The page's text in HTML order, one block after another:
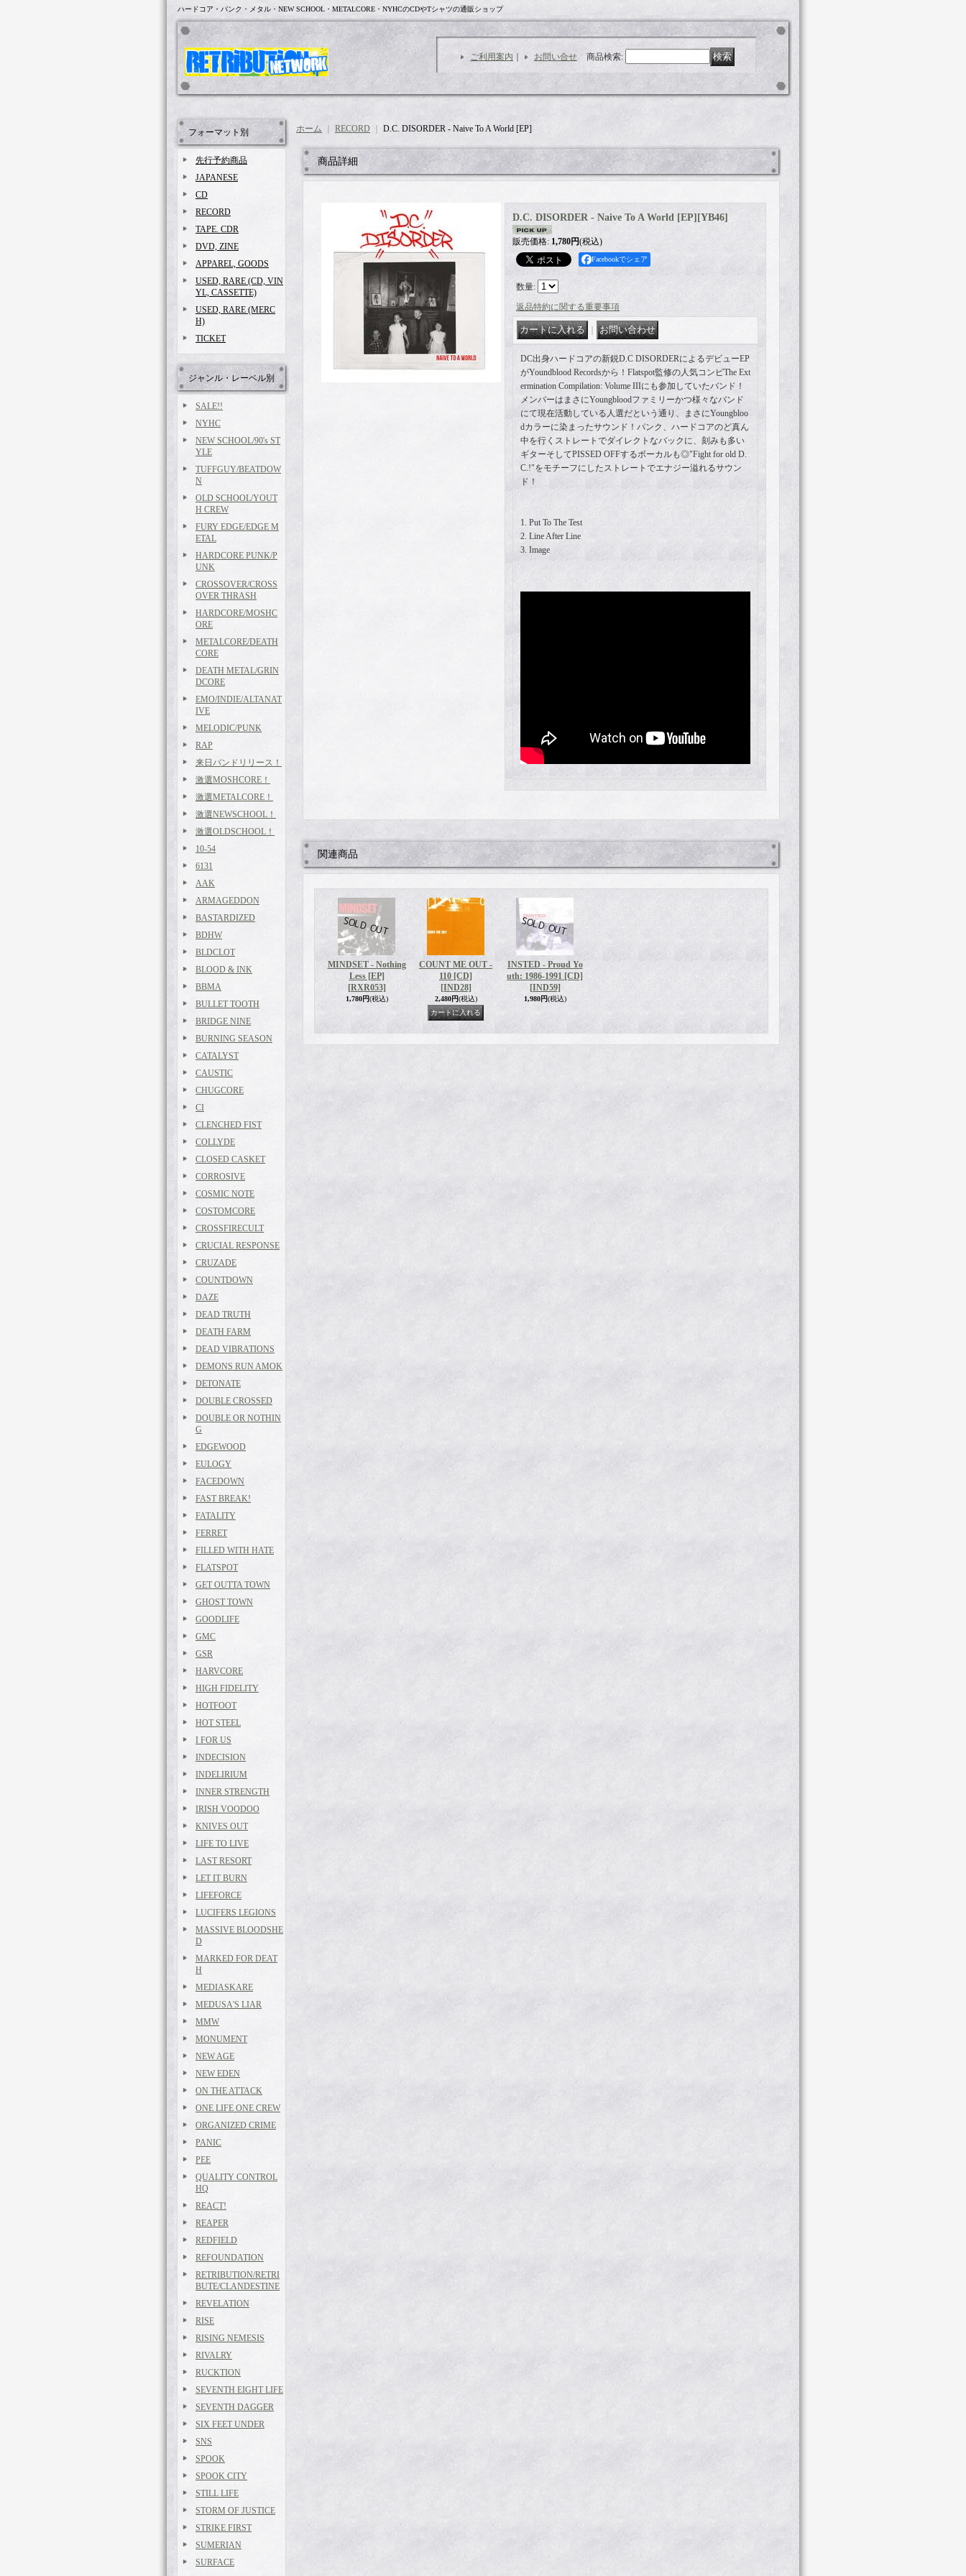
ハードコア・パンク・メタル・NEW SCHOOL・METALCORE・NYHCのCDやTシャツの通販ショップ
ご利用案内 お問い合せ 商品検索:
フォーマット別
先行予約商品
JAPANESE
CD
RECORD
TAPE. CDR
DVD, ZINE
APPAREL, GOODS
USED, RARE (CD, VIN
YL, CASSETTE)
USED, RARE (MERC
H)
TICKET
ジャンル・レーベル別
SALE!!
NYHC
NEW SCHOOL/90's ST
YLE
TUFFGUY/BEATDOW
N
OLD SCHOOL/YOUT
H CREW
FURY EDGE/EDGE M
ETAL
HARDCORE PUNK/P
UNK
CROSSOVER/CROSS
OVER THRASH
HARDCORE/MOSHC
ORE
METALCORE/DEATH
CORE
DEATH METAL/GRIN
DCORE
EMO/INDIE/ALTANAT
IVE
MELODIC/PUNK
RAP
来日バンドリリース！
激選MOSHCORE！
激選METALCORE！
激選NEWSCHOOL！
激選OLDSCHOOL！
10-54
6131
AAK
ARMAGEDDON
BASTARDIZED
BDHW
BLDCLOT
BLOOD & INK
BBMA
BULLET TOOTH
BRIDGE NINE
BURNING SEASON
CATALYST
CAUSTIC
CHUGCORE
CI
CLENCHED FIST
COLLYDE
CLOSED CASKET
CORROSIVE
COSMIC NOTE
COSTOMCORE
CROSSFIRECULT
CRUCIAL RESPONSE
CRUZADE
COUNTDOWN
DAZE
DEAD TRUTH
DEATH FARM
DEAD VIBRATIONS
DEMONS RUN AMOK
DETONATE
DOUBLE CROSSED
DOUBLE OR NOTHIN
G
EDGEWOOD
EULOGY
FACEDOWN
FAST BREAK!
FATALITY
FERRET
FILLED WITH HATE
FLATSPOT
GET OUTTA TOWN
GHOST TOWN
GOODLIFE
GMC
GSR
HARVCORE
HIGH FIDELITY
HOTFOOT
HOT STEEL
I FOR US
INDECISION
INDELIRIUM
INNER STRENGTH
IRISH VOODOO
KNIVES OUT
LIFE TO LIVE
LAST RESORT
LET IT BURN
LIFEFORCE
LUCIFERS LEGIONS
MASSIVE BLOODSHE
D
MARKED FOR DEAT
H
MEDIASKARE
MEDUSA'S LIAR
MMW
MONUMENT
NEW AGE
NEW EDEN
ON THE ATTACK
ONE LIFE ONE CREW
ORGANIZED CRIME
PANIC
PEE
QUALITY CONTROL
HQ
REACT!
REAPER
REDFIELD
REFOUNDATION
RETRIBUTION/RETRI
BUTE/CLANDESTINE
REVELATION
RISE
RISING NEMESIS
RIVALRY
RUCKTION
SEVENTH EIGHT LIFE
SEVENTH DAGGER
SIX FEET UNDER
SNS
SPOOK
SPOOK CITY
STILL LIFE
STORM OF JUSTICE
STRIKE FIRST
SUMERIAN
SURFACE
ホーム RECORD D.C. DISORDER - Naive To A World [EP]
商品詳細
D.C. DISORDER - Naive To A World [EP] [YB46]
販売価格: 1,780円(税込)
Facebookでシェア
数量:
返品特約に関する重要事項
DC出身ハードコアの新鋭D.C DISORDERによるデビューEP
がYoundblood Recordsから！Flatspot監修の人気コンピThe Ext
ermination Compilation: Volume IIIにも参加していたバンド！
メンバーはまさにYoungbloodファミリーかつ様々なバンド
にて現在活動している人選だという通り、まさにYoungbloo
dカラーに染まったサウンド！パンク、ハードコアのど真ん
中を行くストレートでダイレクトなバックに、刻みも多い
ギターそしてPISSED OFFするボーカルも◎"Fight for old D.
C.!"をモチーフにしたストレートでエナジー溢れるサウン
ド！
1. Put To The Test
2. Line After Line
3. Image
関連商品
MINDSET - Nothing
Less [EP]
[RXR053]
1,780円(税込)
COUNT ME OUT -
110 [CD]
[IND28]
2,480円(税込)
INSTED - Proud Yo
uth: 1986-1991 [CD]
[IND59]
1,980円(税込)